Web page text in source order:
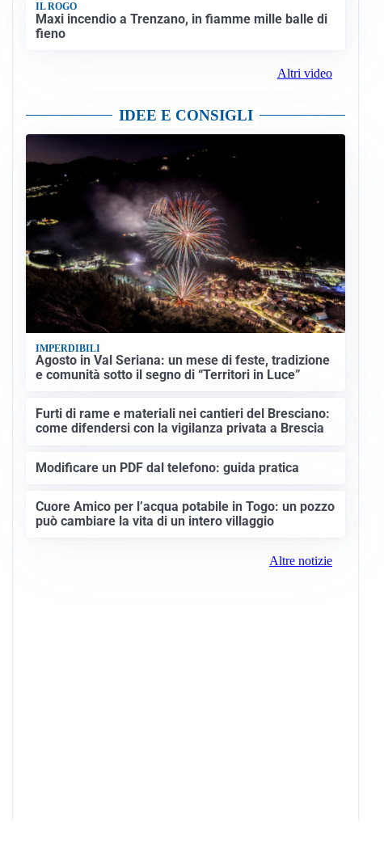
IL ROGO
Maxi incendio a Trenzano, in fiamme mille balle di
fieno
Altri video
IDEE E CONSIGLI
IMPERDIBILI
Agosto in Val Seriana: un mese di feste, tradizione
e comunità sotto il segno di “Territori in Luce”
Furti di rame e materiali nei cantieri del Bresciano:
come difendersi con la vigilanza privata a Brescia
Modificare un PDF dal telefono: guida pratica
Cuore Amico per l’acqua potabile in Togo: un pozzo
può cambiare la vita di un intero villaggio
Altre notizie